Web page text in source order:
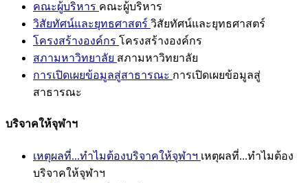
คณะผู้บริหาร คณะผู้บริหาร
วิสัยทัศน์และยุทธศาสตร์ วิสัยทัศน์และยุทธศาสตร์
โครงสร้างองค์กร โครงสร้างองค์กร
สภามหาวิทยาลัย สภามหาวิทยาลัย
การเปิดเผยข้อมูลสู่สาธารณะ การเปิดเผยข้อมูลสู่
สาธารณะ
บริจาคให้จุฬาฯ
เหตุผลที่...ทำไมต้องบริจาคให้จุฬาฯ เหตุผลที่...ทำไมต้อง
บริจาคให้จุฬาฯ